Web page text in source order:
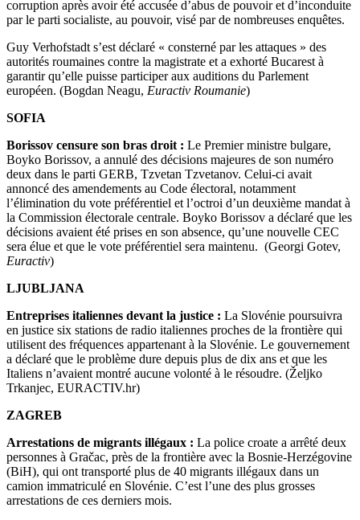
corruption après avoir été accusée d’abus de pouvoir et d’inconduite
par le parti socialiste, au pouvoir, visé par de nombreuses enquêtes.
Guy Verhofstadt s’est déclaré « consterné par les attaques » des
autorités roumaines contre la magistrate et a exhorté Bucarest à
garantir qu’elle puisse participer aux auditions du Parlement
européen. (Bogdan Neagu, Euractiv Roumanie)
SOFIA
Borissov censure son bras droit : Le Premier ministre bulgare,
Boyko Borissov, a annulé des décisions majeures de son numéro
deux dans le parti GERB, Tzvetan Tzvetanov. Celui-ci avait
annoncé des amendements au Code électoral, notamment
l’élimination du vote préférentiel et l’octroi d’un deuxième mandat à
la Commission électorale centrale. Boyko Borissov a déclaré que les
décisions avaient été prises en son absence, qu’une nouvelle CEC
sera élue et que le vote préférentiel sera maintenu. (Georgi Gotev,
Euractiv)
LJUBLJANA
Entreprises italiennes devant la justice : La Slovénie poursuivra
en justice six stations de radio italiennes proches de la frontière qui
utilisent des fréquences appartenant à la Slovénie. Le gouvernement
a déclaré que le problème dure depuis plus de dix ans et que les
Italiens n’avaient montré aucune volonté à le résoudre. (Željko
Trkanjec, EURACTIV.hr)
ZAGREB
Arrestations de migrants illégaux : La police croate a arrêté deux
personnes à Gračac, près de la frontière avec la Bosnie-Herzégovine
(BiH), qui ont transporté plus de 40 migrants illégaux dans un
camion immatriculé en Slovénie. C’est l’une des plus grosses
arrestations de ces derniers mois.